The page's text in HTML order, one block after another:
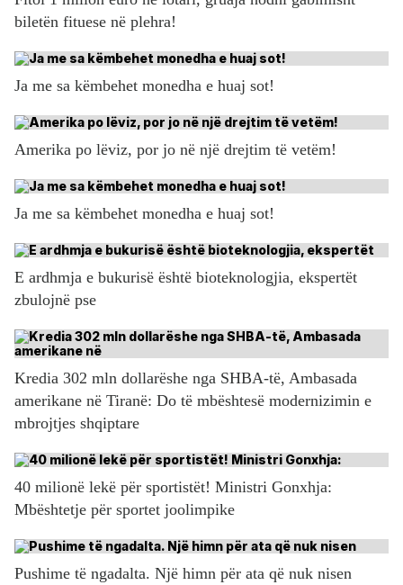
biletën fituese në plehra!
Ja me sa këmbehet monedha e huaj sot!
Amerika po lëviz, por jo në një drejtim të vetëm!
Ja me sa këmbehet monedha e huaj sot!
E ardhmja e bukurisë është bioteknologjia, ekspertët
zbulojnë pse
Kredia 302 mln dollarëshe nga SHBA-të, Ambasada
amerikane në Tiranë: Do të mbështesë modernizimin e
mbrojtjes shqiptare
40 milionë lekë për sportistët! Ministri Gonxhja:
Mbështetje për sportet joolimpike
Pushime të ngadalta. Një himn për ata që nuk nisen